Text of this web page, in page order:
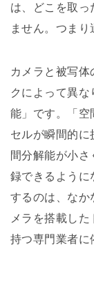
は、どこを取っ
ません。つまり
カメラと被写
クによって異
能」です。「空
セルが瞬間的
間分解能が小
録できるように
するのは、なか
メラを搭載し
持つ専門業者に